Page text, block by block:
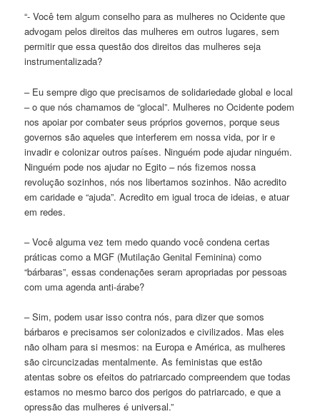
“- Você tem algum conselho para as mulheres no Ocidente que
advogam pelos direitos das mulheres em outros lugares, sem
permitir que essa questão dos direitos das mulheres seja
instrumentalizada?
– Eu sempre digo que precisamos de solidariedade global e local
– o que nós chamamos de “glocal”. Mulheres no Ocidente podem
nos apoiar por combater seus próprios governos, porque seus
governos são aqueles que interferem em nossa vida, por ir e
invadir e colonizar outros países. Ninguém pode ajudar ninguém.
Ninguém pode nos ajudar no Egito – nós fizemos nossa
revolução sozinhos, nós nos libertamos sozinhos. Não acredito
em caridade e “ajuda”. Acredito em igual troca de ideias, e atuar
em redes.
– Você alguma vez tem medo quando você condena certas
práticas como a MGF (Mutilação Genital Feminina) como
“bárbaras”, essas condenações seram apropriadas por pessoas
com uma agenda anti-árabe?
– Sim, podem usar isso contra nós, para dizer que somos
bárbaros e precisamos ser colonizados e civilizados. Mas eles
não olham para si mesmos: na Europa e América, as mulheres
são circuncizadas mentalmente. As feministas que estão
atentas sobre os efeitos do patriarcado compreendem que todas
estamos no mesmo barco dos perigos do patriarcado, e que a
opressão das mulheres é universal.”